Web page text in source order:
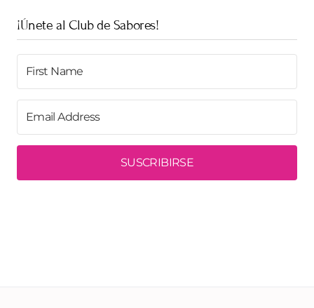
¡Únete al Club de Sabores!
SUSCRIBIRSE